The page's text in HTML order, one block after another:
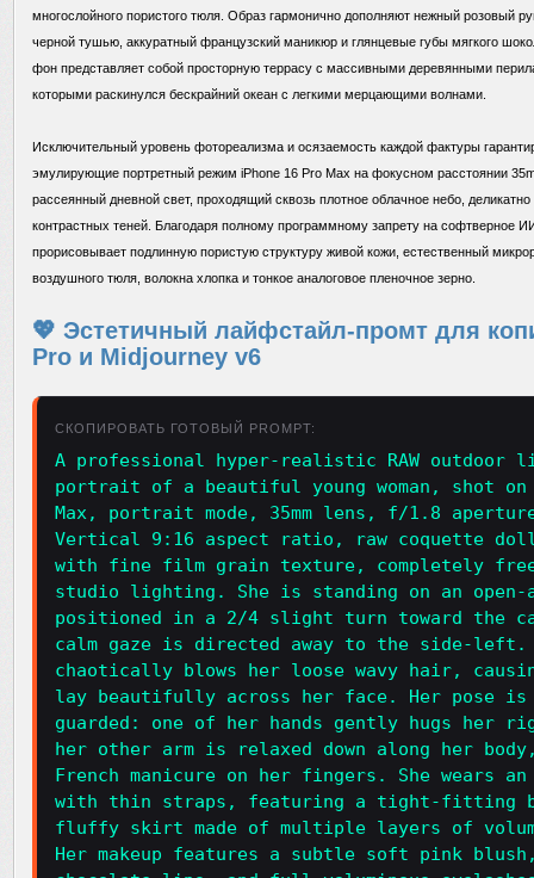
многослойного пористого тюля. Образ гармонично дополняют нежный розовый
черной тушью, аккуратный французский маникюр и глянцевые губы мягкого
фон представляет собой просторную террасу с массивными деревянными
которыми раскинулся бескрайний океан с легкими мерцающими волнами.
Исключительный уровень фотореализма и осязаемость каждой фактуры
эмулирующие портретный режим iPhone 16 Pro Max на фокусном расстоянии
рассеянный дневной свет, проходящий сквозь плотное облачное небо,
контрастных теней. Благодаря полному программному запрету на софтверное
прорисовывает подлинную пористую структуру живой кожи, естественный
воздушного тюля, волокна хлопка и тонкое аналоговое пленочное зерно.
💖 Эстетичный лайфстайл-промт для
Pro и Midjourney v6
СКОПИРОВАТЬ ГОТОВЫЙ PROMPT:
A professional hyper-realistic RAW outdoor
portrait of a beautiful young woman, shot on
Max, portrait mode, 35mm lens, f/1.8
Vertical 9:16 aspect ratio, raw coquette
with fine film grain texture, completely
studio lighting. She is standing on an
positioned in a 2/4 slight turn toward the
calm gaze is directed away to the side-left.
chaotically blows her loose wavy hair,
lay beautifully across her face. Her pose
guarded: one of her hands gently hugs her
her other arm is relaxed down along her
French manicure on her fingers. She wears
with thin straps, featuring a tight-fitting
fluffy skirt made of multiple layers of
Her makeup features a subtle soft pink